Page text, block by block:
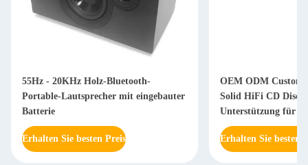
55Hz - 20KHz Holz-Bluetooth-
Portable-Lautsprecher mit eingebauter
Batterie
Erhalten Sie besten Preis
OEM ODM Custom
Solid HiFi CD Disc
Unterstützung für
Erhalten Sie besten